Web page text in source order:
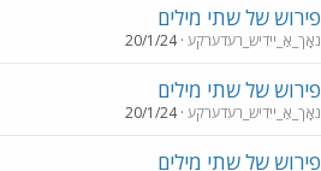
פירוש של שתי מילים
נאָך_אַ_ייִדיש_רעדערקע 20/1/24
פירוש של שתי מילים
נאָך_אַ_ייִדיש_רעדערקע 20/1/24
פירוש של שתי מילים